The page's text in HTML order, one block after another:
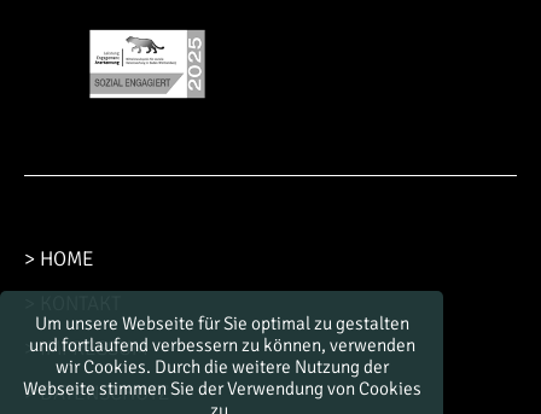
Um unsere Webseite für Sie optimal zu gestalten
und fortlaufend verbessern zu können, verwenden
wir Cookies. Durch die weitere Nutzung der
Webseite stimmen Sie der Verwendung von Cookies
> HOME
> IMPRESSUM
> DATENSCHUTZ